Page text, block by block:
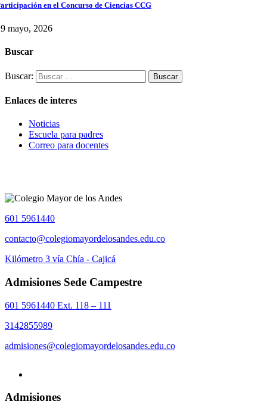
en el Concurso de Ciencias CCG
mayo, 2026
Buscar
Buscar:
Enlaces de interes
Noticias
Escuela para padres
Correo para docentes
601 5961440
contacto@colegiomayordelosandes.edu.co
Kilómetro 3 vía Chía - Cajicá
Admisiones Sede Campestre
601 5961440 Ext. 118 – 111
3142855989
admisiones@colegiomayordelosandes.edu.co
Admisiones